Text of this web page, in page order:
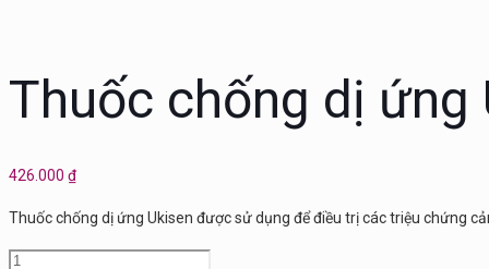
Thuốc chống dị ứng
426.000 ₫
Thuốc chống dị ứng Ukisen được sử dụng để điều trị các triệu chứng
Thuốc